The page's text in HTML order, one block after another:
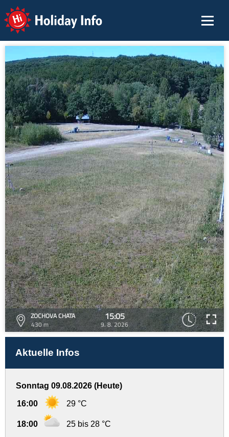
Holiday Info
ZOCHOVA CHATA
430 m
15:05
9. 8. 2026
Aktuelle Infos
Sonntag 09.08.2026 (Heute)
16:00 29 °C
18:00 25 bis 28 °C